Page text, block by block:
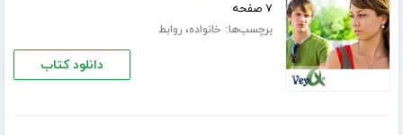
۷ صفحه
برچسب‌ها: خانواده،روابط
دانلود کتاب